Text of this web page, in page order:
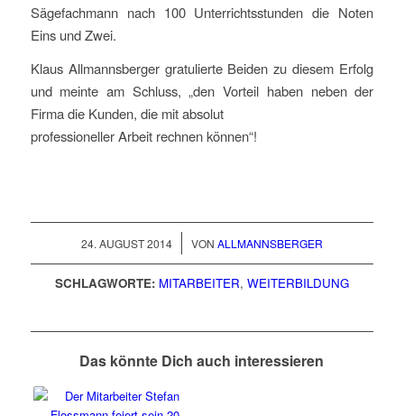
Sägefachmann nach 100 Unterrichtsstunden die Noten
Eins und Zwei.
Klaus Allmannsberger gratulierte Beiden zu diesem Erfolg
und meinte am Schluss, „den Vorteil haben neben der
Firma die Kunden, die mit absolut
professioneller Arbeit rechnen können“!
24. AUGUST 2014
/ VON ALLMANNSBERGER
SCHLAGWORTE: MITARBEITER, WEITERBILDUNG
Das könnte Dich auch interessieren